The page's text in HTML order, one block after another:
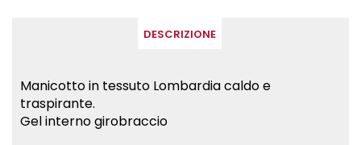
on Nero"
–
DESCRIZIONE
Manicotto in tessuto Lombardia caldo e
traspirante.
Gel interno girobraccio